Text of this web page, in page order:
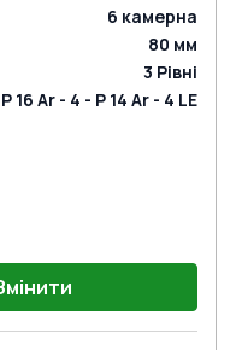
6 камерна
80 мм
3 Рівні
16 Ar - 4 - P 14 Ar - 4 LE